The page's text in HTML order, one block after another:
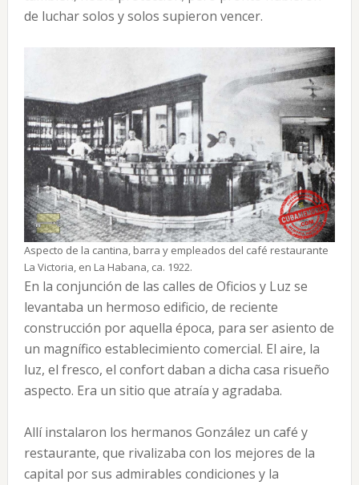
de luchar solos y solos supieron vencer.
Aspecto de la cantina, barra y empleados del café restaurante
La Victoria, en La Habana, ca. 1922.
En la conjunción de las calles de Oficios y Luz se
levantaba un hermoso edificio, de reciente
construcción por aquella época, para ser asiento de
un magnífico establecimiento comercial. El aire, la
luz, el fresco, el confort daban a dicha casa risueño
aspecto. Era un sitio que atraía y agradaba.
Allí instalaron los hermanos González un café y
restaurante, que rivalizaba con los mejores de la
capital por sus admirables condiciones y la